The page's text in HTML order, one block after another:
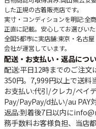
した正規の古着販売店です。
実寸・コンディションを明記:全
正直に記載。安心してお選びいた
全国5都市に実店舗:東京・名古
会社が運営しています。
配送・お支払い・返品につ
配送:平日12時までのご注文
350円。 7,999円以上で送料
お支払い:代引/クレカ/ペイ
Pay/PayPay/d払い/au PAY対
返品:到着後7日以内に
務手数料お客様負担、当店